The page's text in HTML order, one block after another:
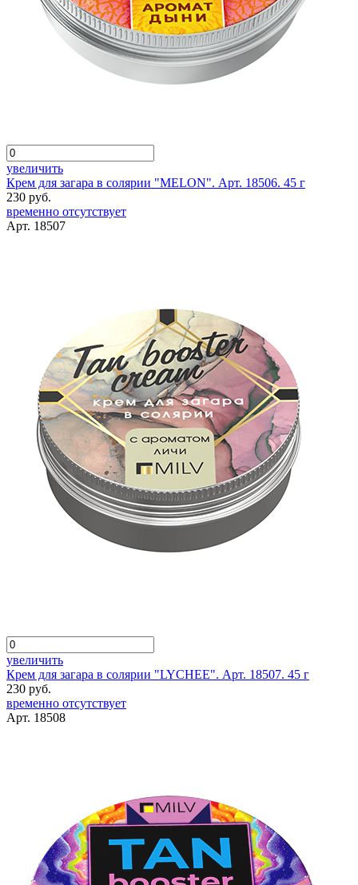
увеличить
Крем для загара в солярии "MELON". Арт. 18506. 45 г
230 руб.
временно отсутствует
Арт. 18507
увеличить
Крем для загара в солярии "LYCHEE". Арт. 18507. 45 г
230 руб.
временно отсутствует
Арт. 18508